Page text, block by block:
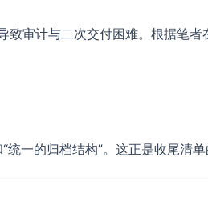
致审计与二次交付困难。根据笔
一的归档结构”。这正是收尾清单